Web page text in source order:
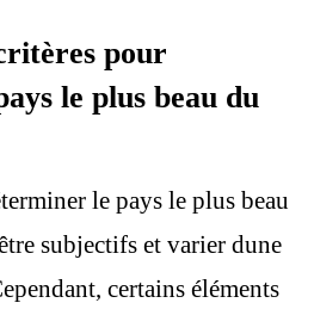
pour
le plus beau du
le pays le plus beau
subjectifs et varier dune
certains éléments